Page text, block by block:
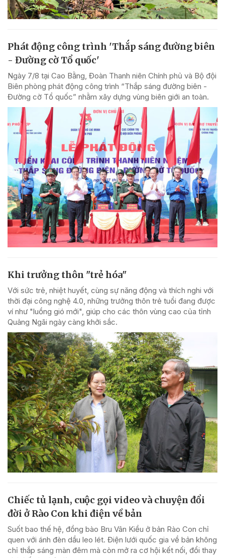
Phát động công trình 'Thắp sáng đường biên
- Đường cờ Tổ quốc'
Ngày 7/8 tại Cao Bằng, Đoàn Thanh niên Chính phủ và Bộ đội
Biên phòng phát động công trình “Thắp sáng đường biên -
Đường cờ Tổ quốc” nhằm xây dựng vùng biên giới an toàn.
Khi trưởng thôn "trẻ hóa"
Với sức trẻ, nhiệt huyết, cùng sự năng động và thích nghi với
thời đại công nghệ 4.0, những trưởng thôn trẻ tuổi đang được
ví như "luồng gió mới", giúp cho các thôn vùng cao của tỉnh
Quảng Ngãi ngày càng khởi sắc.
Chiếc tủ lạnh, cuộc gọi video và chuyện đổi
đời ở Rào Con khi điện về bản
Suốt bao thế hệ, đồng bào Bru Vân Kiều ở bản Rào Con chỉ
quen với ánh đèn dầu leo lét. Điện lưới quốc gia về bản không
chỉ thắp sáng màn đêm mà còn mở ra cơ hội kết nối, đổi thay